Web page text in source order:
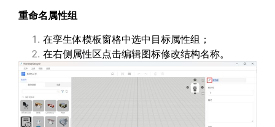
重命名属性组
在孪生体模板窗格中选中目标属性组；
在右侧属性区点击编辑图标修改结构名称。